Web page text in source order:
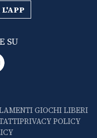
SU
GIOCHI LIBERI
PRIVACY POLICY